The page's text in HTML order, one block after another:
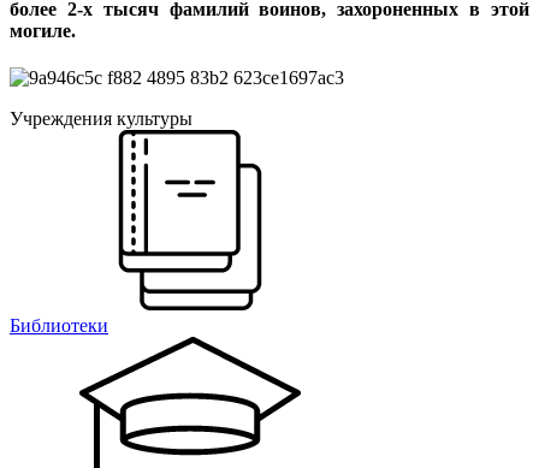
более 2-х тысяч фамилий воинов, захороненных в этой
могиле.
Учреждения культуры
Библиотеки